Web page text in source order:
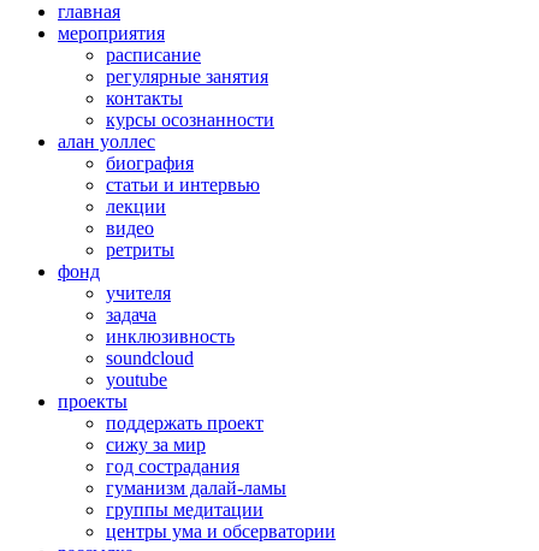
главная
мероприятия
расписание
регулярные занятия
контакты
курсы осознанности
алан уоллес
биография
статьи и интервью
лекции
видео
ретриты
фонд
учителя
задача
инклюзивность
soundcloud
youtube
проекты
поддержать проект
сижу за мир
год сострадания
гуманизм далай-ламы
группы медитации
центры ума и обсерватории